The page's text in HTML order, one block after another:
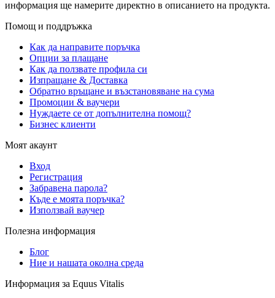
информация ще намерите директно в описанието на продукта.
Помощ и поддръжка
Как да направите поръчка
Опции за плащане
Как да ползвате профила си
Изпращане & Доставка
Обратно връщане и възстановяване на сума
Промоции & ваучери
Нуждаете се от допълнителна помощ?
Бизнес клиенти
Моят акаунт
Вход
Регистрация
Забравена парола?
Къде е моята поръчка?
Използвай ваучер
Полезна информация
Блог
Ние и нашата околна среда
Информация за Equus Vitalis